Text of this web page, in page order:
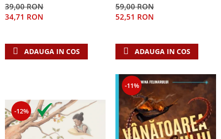
39,00 RON
34,71 RON
ADAUGA IN COS
59,00 RON
52,51 RON
ADAUGA IN COS
-12%
-11%